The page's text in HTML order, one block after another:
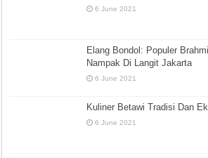
6 June 2021
Elang Bondol: Populer
Nampak Di Langit Jakarta
6 June 2021
Kuliner Betawi Tradisi Dan
6 June 2021